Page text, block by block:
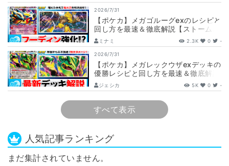
2026/7/31
【ポケカ】メガゴルーグexのレシピと
回し方を最速＆徹底解説【ストームエ
メラルダ】
ミナミ 2.3K 0 -
2026/7/31
【ポケカ】メガレックウザexデッキの
優勝レシピと回し方を最速＆徹底解説
【ストームエメラルダ】
ジェシカ 5K 0 -
すべて表示
人気記事ランキング
まだ集計されていません。